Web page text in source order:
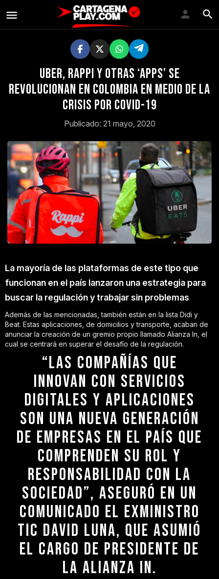
Uber, Rappi y otras ‘apps’ se
revolucionan en Colombia en medio de la
crisis por COVID-19
Publicado: 21 mayo, 2020
La mayoría de las plataformas de este tipo que
funcionan en el país lanzaron una estrategia para
buscar la regulación y trabajar sin problemas
Además de las mencionadas, también están en la lista Didi y
Beat. Estas aplicaciones, de domicilios y transporte, acaban de
anunciar la creación de un gremio propio llamado Alianza In, el
cual se centrará en superar el desafío de la regulación.
“LAS COMPAÑÍAS QUE
INNOVAN CON SERVICIOS
DIGITALES Y APLICACIONES
SON UNA NUEVA GENERACIÓN
DE EMPRESAS EN EL PAÍS QUE
COMPRENDEN SU ROL Y
RESPONSABILIDAD CON LA
SOCIEDAD”, ASEGURÓ EN UN
COMUNICADO EL EXMINISTRO
TIC DAVID LUNA, QUE ASUMIÓ
EL CARGO DE PRESIDENTE DE
LA ALIANZA IN.